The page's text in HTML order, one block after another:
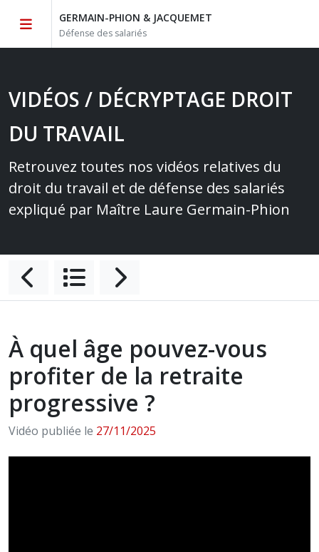
GERMAIN-PHION & JACQUEMET
Défense des salariés
VIDÉOS / DÉCRYPTAGE DROIT
DU TRAVAIL
Retrouvez toutes nos vidéos relatives du
droit du travail et de défense des salariés
expliqué par Maître Laure Germain-Phion
À quel âge pouvez-vous
profiter de la retraite
progressive ?
Vidéo publiée le 27/11/2025